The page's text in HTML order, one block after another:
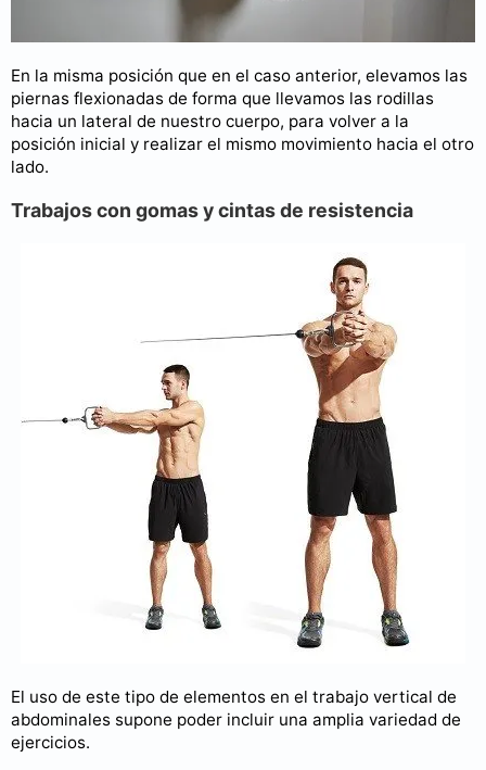
En la misma posición que en el caso anterior, elevamos las
piernas flexionadas de forma que llevamos las rodillas
hacia un lateral de nuestro cuerpo, para volver a la
posición inicial y realizar el mismo movimiento hacia el otro
lado.
Trabajos con gomas y cintas de resistencia
El uso de este tipo de elementos en el trabajo vertical de
abdominales supone poder incluir una amplia variedad de
ejercicios.